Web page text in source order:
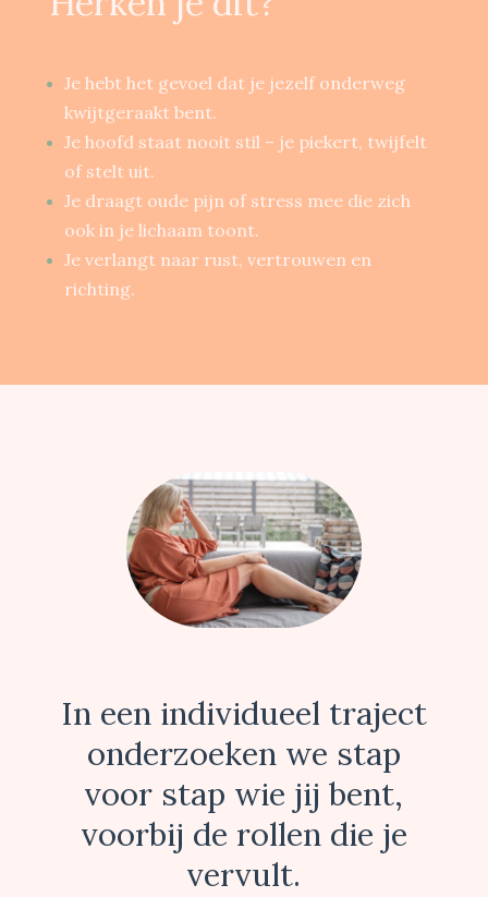
Je hebt het gevoel dat je jezelf onderweg
kwijtgeraakt bent.
Je hoofd staat nooit stil – je piekert, twijfelt
of stelt uit.
Je draagt oude pijn of stress mee die zich
ook in je lichaam toont.
Je verlangt naar rust, vertrouwen en
richting.
In een individueel traject
onderzoeken we stap
voor stap wie jij bent,
voorbij de rollen die je
vervult.